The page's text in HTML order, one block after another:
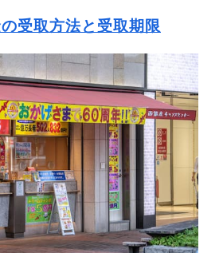
受取方法と受取期限